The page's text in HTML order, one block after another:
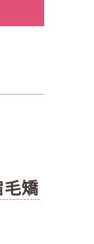
毛矯